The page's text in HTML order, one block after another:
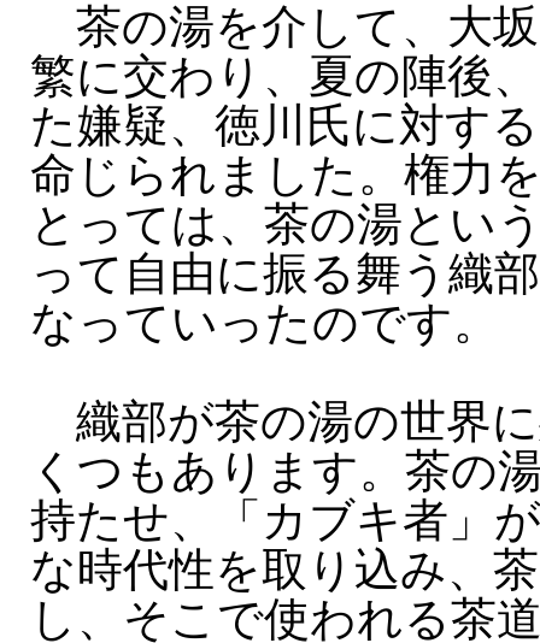
茶の湯を介して、大
繁に交わり、夏の陣後
た嫌疑、徳川氏に対す
命じられました。権力
とっては、茶の湯とい
って自由に振る舞う織
なっていったのです。
織部が茶の湯の世界
くつもあります。茶の
持たせ、「カブキ者」
な時代性を取り込み、
し、そこで使われる茶